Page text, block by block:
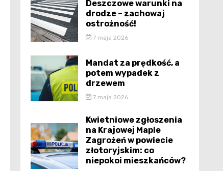
Deszczowe warunki na
drodze – zachowaj
ostrożność!
7 maja 2026
Mandat za prędkość, a
potem wypadek z
drzewem
7 maja 2026
Kwietniowe zgłoszenia
na Krajowej Mapie
Zagrożeń w powiecie
złotoryjskim: co
niepokoi mieszkańców?